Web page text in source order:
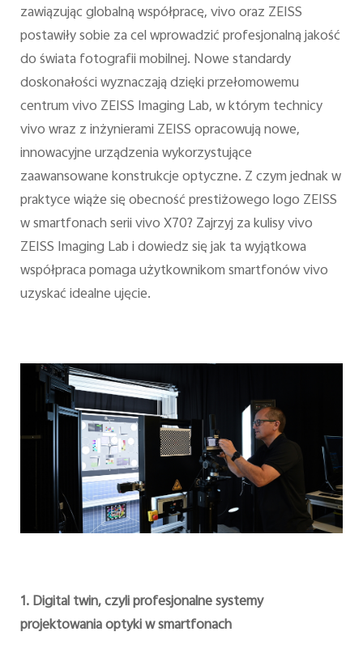
zawiązując globalną współpracę, vivo oraz ZEISS
postawiły sobie za cel wprowadzić profesjonalną jakość
do świata fotografii mobilnej. Nowe standardy
doskonałości wyznaczają dzięki przełomowemu
centrum vivo ZEISS Imaging Lab, w którym technicy
vivo wraz z inżynierami ZEISS opracowują nowe,
innowacyjne urządzenia wykorzystujące
zaawansowane konstrukcje optyczne. Z czym jednak w
praktyce wiąże się obecność prestiżowego logo ZEISS
w smartfonach serii vivo X70? Zajrzyj za kulisy vivo
ZEISS Imaging Lab i dowiedz się jak ta wyjątkowa
współpraca pomaga użytkownikom smartfonów vivo
uzyskać idealne ujęcie.
1. Digital twin, czyli profesjonalne systemy
projektowania optyki w smartfonach